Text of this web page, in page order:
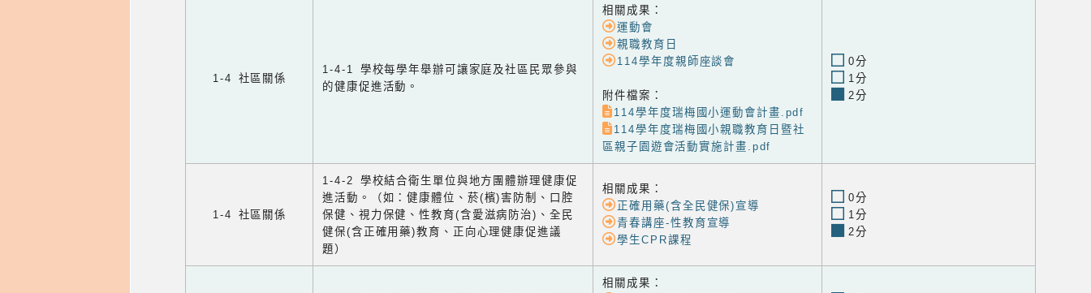
1-4 社區關係
1-4-1 學校每學年舉辦可讓家庭及社區民眾參與
的健康促進活動。
相關成果：
運動會
親職教育日
114學年度親師座談會
附件檔案：
114學年度瑞梅國小運動會計畫.pdf
114學年度瑞梅國小親職教育日暨社
區親子園遊會活動實施計畫.pdf
0分
1分
2分
1-4 社區關係
1-4-2 學校結合衛生單位與地方團體辦理健康促
進活動。（如：健康體位、菸(檳)害防制、口腔
保健、視力保健、性教育(含愛滋病防治)、全民
健保(含正確用藥)教育、正向心理健康促進議
題）
相關成果：
正確用藥(含全民健保)宣導
青春講座-性教育宣導
學生CPR課程
0分
1分
2分
相關成果：